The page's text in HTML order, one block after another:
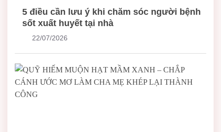
5 điều cần lưu ý khi chăm sóc người bệnh
sốt xuất huyết tại nhà
22/07/2026